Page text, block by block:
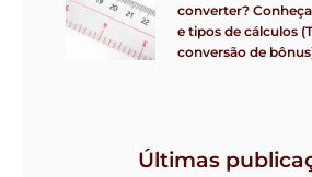
converter?
e tipos de cálculos
conversão de
Últimas